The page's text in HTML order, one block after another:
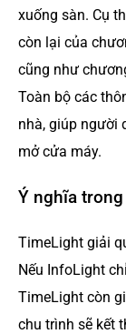
xuống sàn. Cụ
còn lại của
cũng như
Toàn bộ các
nhà, giúp người
mở cửa máy.
Ý nghĩa
TimeLight giải
Nếu InfoLight
TimeLight còn
chu trình sẽ kết